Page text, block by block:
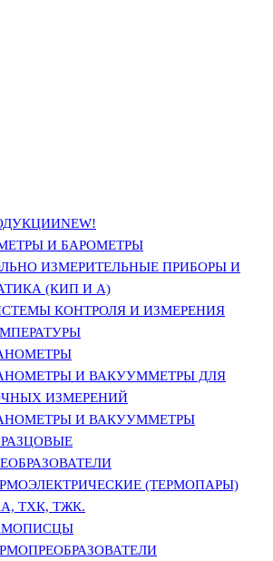
NEW!
И БАРОМЕТРЫ
ИЗМЕРИТЕЛЬНЫЕ ПРИБОРЫ И
(КИП И А)
КОНТРОЛЯ И ИЗМЕРЕНИЯ
И ВАКУУММЕТРЫ ДЛЯ
ИЗМЕРЕНИЙ
И ВАКУУММЕТРЫ
(ТЕРМОПАРЫ)
ТХК, ТЖК.